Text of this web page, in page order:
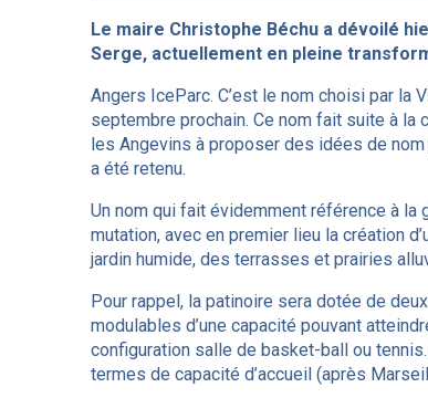
Le maire Christophe Béchu a dévoilé
Serge, actuellement en pleine
Angers IceParc. C’est le nom choisi par la
septembre prochain. Ce nom fait suite à
les Angevins à proposer des idées de
a été retenu.
Un nom qui fait évidemment référence à
mutation, avec en premier lieu la création
jardin humide, des terrasses et prairies
Pour rappel, la patinoire sera dotée de
modulables d’une capacité pouvant
configuration salle de basket-ball ou
termes de capacité d’accueil (après